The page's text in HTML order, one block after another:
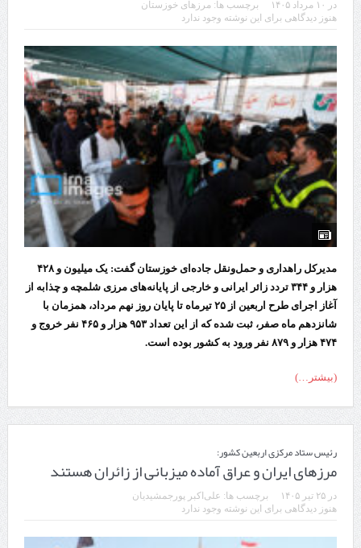
در ۱۰ مرداد ۱۴۰۵ برچسب ها: مرزهای خوزستان
هنوز دیدگاهی برای این نوشته وجود ندارد
مدیرکل راهداری و حمل‌ونقل جاده‌ای خوزستان گفت: یک میلیون و ۴۲۸
هزار و ۳۴۴ تردد زائر ایرانی و خارجی از پایانه‌های مرزی شلمچه و چذابه از
آغاز اجرای طرح اربعین از ۲۵ تیرماه تا پایان روز نهم مرداد، همزمان با
شانزدهم ماه صفر، ثبت شده که از این تعداد ۹۵۳ هزار و ۴۶۵ نفر خروج و
۴۷۴ هزار و ۸۷۹ نفر ورود به کشور بوده است.
(بیشتر…)
رئیس ستاد مرکزی اربعین کشور:
مرزهای ایران و عراق آماده میزبانی از زائران هستند
در ۲۵ تیر ۱۴۰۵ برچسب ها: علی‌اکبر پورجمشیدیان
هنوز دیدگاهی برای این نوشته وجود ندارد